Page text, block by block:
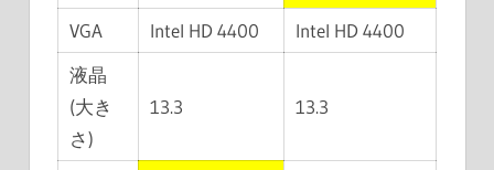
VGA Intel HD 4400
Intel HD 4400
液晶
(大き
さ)
13.3 13.3